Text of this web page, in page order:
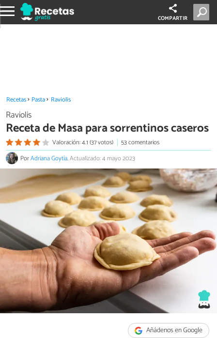
COMPARTIR
Recetas Pasta Raviolis
Raviolis
Receta de Masa para sorrentinos caseros
Valoración: 4.1 (37 votos)
53 comentarios
PorAdriana Goytía.Actualizado: 4 mayo 2023
Añádenos en Google